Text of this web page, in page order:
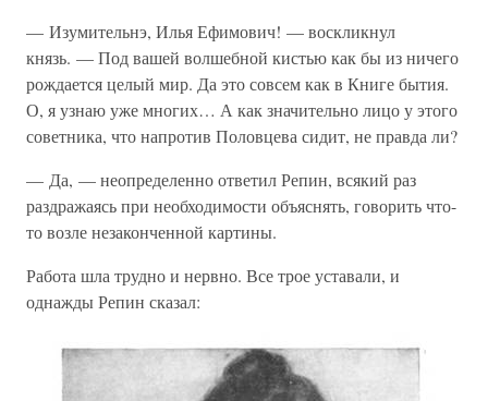
— Изумительнэ, Илья Ефимович! — воскликнул
князь. — Под вашей волшебной кистью как бы из ничего
рождается целый мир. Да это совсем как в Книге бытия.
О, я узнаю уже многих… А как значительно лицо у этого
советника, что напротив Половцева сидит, не правда ли?
— Да, — неопределенно ответил Репин, всякий раз
раздражаясь при необходимости объяснять, говорить что-
то возле незаконченной картины.
Работа шла трудно и нервно. Все трое уставали, и
однажды Репин сказал: